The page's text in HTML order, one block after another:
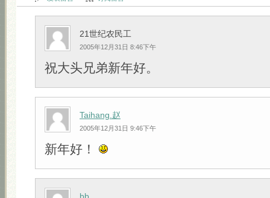
21世纪农民工
2005年12月31日 8:46下午
祝大头兄弟新年好。
Taihang.赵
2005年12月31日 9:46下午
新年好！